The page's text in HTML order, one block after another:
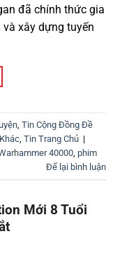
đã chính thức gia
xây dựng tuyến
Tin Cộng Đồng Đề
Tin Trang Chủ |
40000 phim
Để lại bình luận
Mới 8 Tuổi